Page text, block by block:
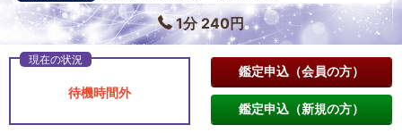
1分 240円
待機時間外
鑑定申込（会員の方）
鑑定申込（新規の方）